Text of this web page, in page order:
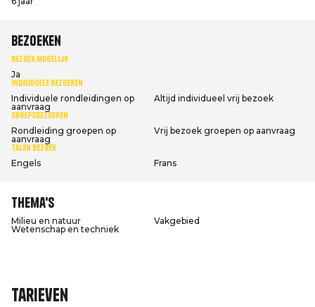
Bezoeken
Bezoek mogelijk
Ja
Individuele bezoeken
Individuele rondleidingen op
aanvraag
Altijd individueel vrij bezoek
Groepsbezoeken
Rondleiding groepen op
aanvraag
Vrij bezoek groepen op aanvraag
Talen bezoek
Engels
Frans
Thema's
Milieu en natuur
Vakgebied
Wetenschap en techniek
Tarieven